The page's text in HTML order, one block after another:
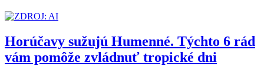
Horúčavy sužujú Humenné. Týchto 6 rád
vám pomôže zvládnuť tropické dni